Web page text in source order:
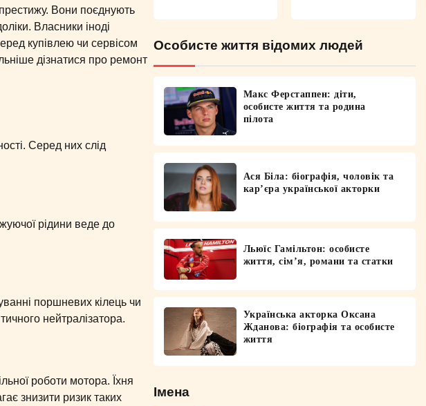
Вони поєднують
Власники іноді
купівлею чи сервісом
дізнатися про ремонт
Серед них слід
рідини веде до
поршневих кілець чи
нейтралізатора.
роботи мотора. Їхня
знизити ризик таких
Особисте життя відомих людей
Макс Ферстаппен: діти,
особисте життя та родина
пілота
Ася Біла: біографія, чоловік та
кар’єра української акторки
Льюїс Гамільтон: особисте
життя, сім’я, романи та статки
Українська акторка Оксана
Жданова: біографія та особисте
життя
Імена